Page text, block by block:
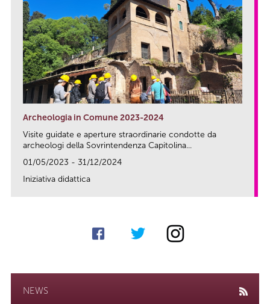
Archeologia in Comune 2023-2024
Visite guidate e aperture straordinarie condotte da
archeologi della Sovrintendenza Capitolina...
01/05/2023 - 31/12/2024
Iniziativa didattica
NEWS